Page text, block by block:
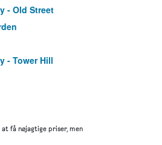
- Old Street
- Tower Hill
High Road
få nøjagtige priser, men